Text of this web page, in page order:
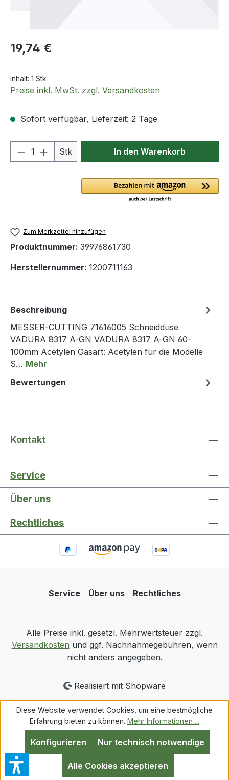
Regulärer Preis:
19,74 €
Inhalt: 1 Stk
Preise inkl. MwSt. zzgl. Versandkosten
Sofort verfügbar, Lieferzeit: 2 Tage
Produkt Anzahl: Gib den
Stk In den Warenkorb
Zum Merkzettel hinzufügen
Produktnummer: 39976861730
Herstellernummer: 1200711163
Beschreibung
MESSER-CUTTING 71616005 Schneiddüse
VADURA 8317 A-GN VADURA 8317 A-GN 60-
100mm Acetylen Gasart: Acetylen für die Modelle
S… Mehr
Bewertungen
Kontakt
Service
Über uns
Rechtliches
Service Über uns Rechtliches
Alle Preise inkl. gesetzl. Mehrwertsteuer zzgl.
Versandkosten und ggf. Nachnahmegebühren, wenn
nicht anders angegeben.
Realisiert mit Shopware
Diese Website verwendet Cookies, um eine bestmögliche
Erfahrung bieten zu können. Mehr Informationen ...
Nur technisch notwendige
Konfigurieren
Alle Cookies akzeptieren